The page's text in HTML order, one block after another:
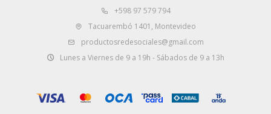
+598 97 579 794
Tacuarembó 1401, Montevideo
productosredesociales@gmail.com
Lunes a Viernes de 9 a 19h - Sábados de 9 a 13h